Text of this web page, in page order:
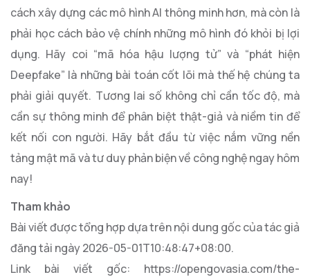
cách xây dựng các mô hình AI thông minh hơn, mà còn là
phải học cách bảo vệ chính những mô hình đó khỏi bị lợi
dụng. Hãy coi “mã hóa hậu lượng tử” và “phát hiện
Deepfake” là những bài toán cốt lõi mà thế hệ chúng ta
phải giải quyết. Tương lai số không chỉ cần tốc độ, mà
cần sự thông minh để phân biệt thật-giả và niềm tin để
kết nối con người. Hãy bắt đầu từ việc nắm vững nền
tảng mật mã và tư duy phản biện về công nghệ ngay hôm
nay!
Tham khảo
Bài viết được tổng hợp dựa trên nội dung gốc của tác giả
đăng tải ngày 2026-05-01T10:48:47+08:00.
Link bài viết gốc: https://opengovasia.com/the-